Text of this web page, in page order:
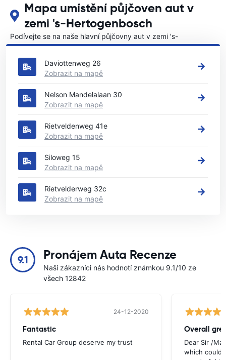
Mapa umístění půjčoven aut v
zemi 's-Hertogenbosch
Podívejte se na naše hlavní půjčovny aut v zemi 's-
Hertogenbosch
Daviottenweg 26
Zobrazit na mapě
Nelson Mandelalaan 30
Zobrazit na mapě
Rietveldenweg 41e
Zobrazit na mapě
Siloweg 15
Zobrazit na mapě
Rietvelderweg 32c
Zobrazit na mapě
9.1 Pronájem Auta Recenze
Naši zákazníci nás hodnotí známkou 9.1/10 ze
všech 12842
24-12-2020
Fantastic
Rental Car Group deserve my trust
Overall
Dear Sir /
which could